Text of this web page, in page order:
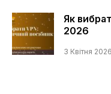
Як
2026
3 Квітня 2026